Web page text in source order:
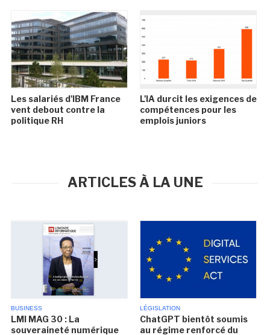
Les salariés d'IBM France
vent debout contre la
politique RH
L'IA durcit les exigences de
compétences pour les
emplois juniors
ARTICLES À LA UNE
BUSINESS
LMI MAG 30 : La
souveraineté numérique
LÉGISLATION
ChatGPT bientôt soumis
au régime renforcé du